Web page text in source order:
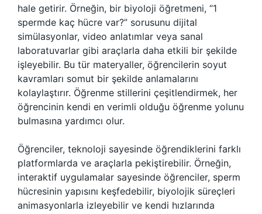
hale getirir. Örneğin, bir biyoloji öğretmeni, “1
spermde kaç hücre var?” sorusunu dijital
simülasyonlar, video anlatımlar veya sanal
laboratuvarlar gibi araçlarla daha etkili bir şekilde
işleyebilir. Bu tür materyaller, öğrencilerin soyut
kavramları somut bir şekilde anlamalarını
kolaylaştırır. Öğrenme stillerini çeşitlendirmek, her
öğrencinin kendi en verimli olduğu öğrenme yolunu
bulmasına yardımcı olur.
Öğrenciler, teknoloji sayesinde öğrendiklerini farklı
platformlarda ve araçlarla pekiştirebilir. Örneğin,
interaktif uygulamalar sayesinde öğrenciler, sperm
hücresinin yapısını keşfedebilir, biyolojik süreçleri
animasyonlarla izleyebilir ve kendi hızlarında